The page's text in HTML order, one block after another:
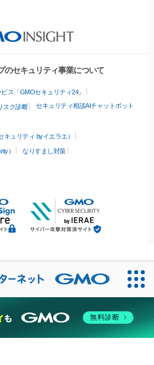
のセキュリティ事業について
ス「GMOセキュリティ24」
スク診断 セキュリティ相談AIチャットボット
ュリティ byイエラエ）
）
なりすまし対策
無料診断